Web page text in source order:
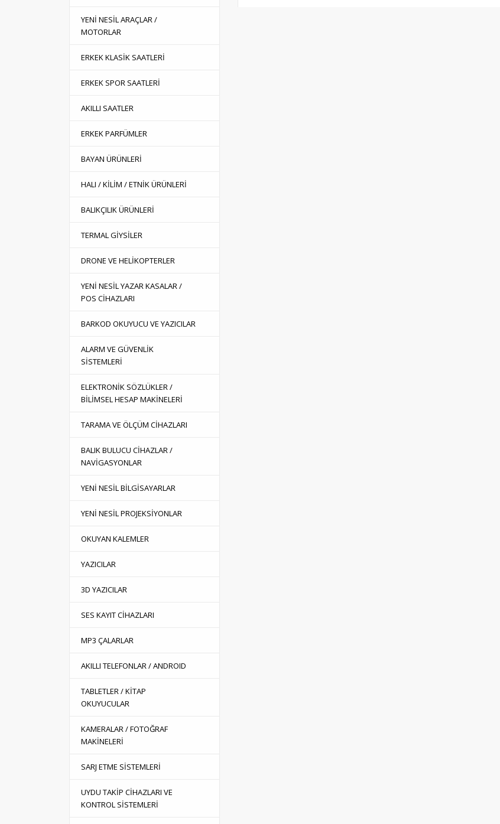
YENİ NESİL ARAÇLAR /
MOTORLAR
ERKEK KLASİK SAATLERİ
ERKEK SPOR SAATLERİ
AKILLI SAATLER
ERKEK PARFÜMLER
BAYAN ÜRÜNLERİ
HALI / KİLİM / ETNİK ÜRÜNLERİ
BALIKÇILIK ÜRÜNLERİ
TERMAL GİYSİLER
DRONE VE HELİKOPTERLER
YENİ NESİL YAZAR KASALAR /
POS CİHAZLARI
BARKOD OKUYUCU VE YAZICILAR
ALARM VE GÜVENLİK
SİSTEMLERİ
ELEKTRONİK SÖZLÜKLER /
BİLİMSEL HESAP MAKİNELERİ
TARAMA VE ÖLÇÜM CİHAZLARI
BALIK BULUCU CİHAZLAR /
NAVİGASYONLAR
YENİ NESİL BİLGİSAYARLAR
YENİ NESİL PROJEKSİYONLAR
OKUYAN KALEMLER
YAZICILAR
3D YAZICILAR
SES KAYIT CİHAZLARI
MP3 ÇALARLAR
AKILLI TELEFONLAR / ANDROID
TABLETLER / KİTAP
OKUYUCULAR
KAMERALAR / FOTOĞRAF
MAKİNELERİ
SARJ ETME SİSTEMLERİ
UYDU TAKİP CİHAZLARI VE
KONTROL SİSTEMLERİ